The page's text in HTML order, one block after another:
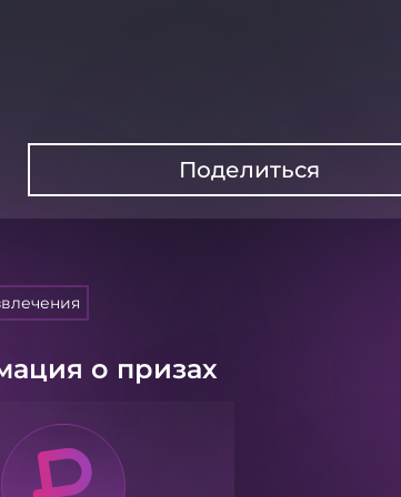
Поделиться
о призах